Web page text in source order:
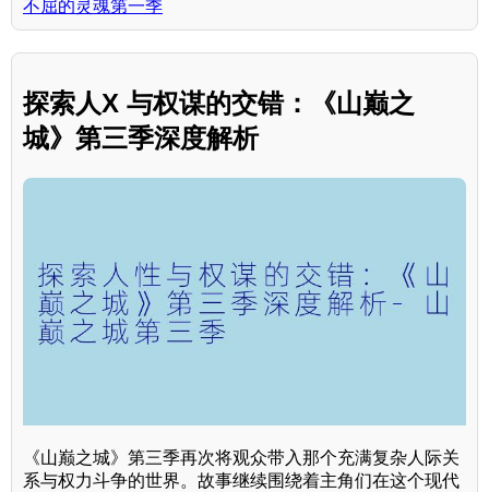
不屈的灵魂第一季
探索人X 与权谋的交错：《山巅之
城》第三季深度解析
《山巅之城》第三季再次将观众带入那个充满复杂人际关
系与权力斗争的世界。故事继续围绕着主角们在这个现代